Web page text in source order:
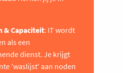
& Capaciteit: IT wordt
als een
dienst. Je krijgt
'waslijst' aan noden